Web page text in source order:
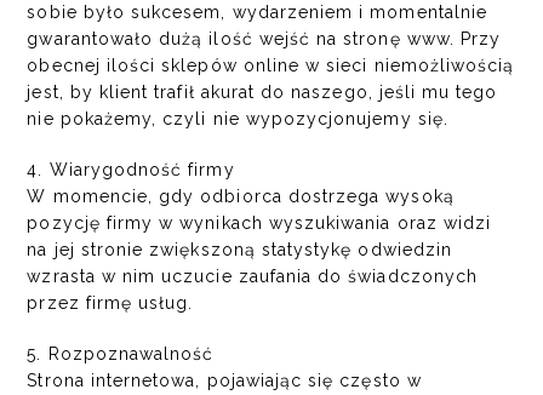
sobie było sukcesem, wydarzeniem i momentalnie
gwarantowało dużą ilość wejść nastronę www. Przy
obecnej ilości sklepów online w sieci niemożliwością
jest, by klient trafił akurat do naszego, jeśli mu tego
nie pokażemy, czyli nie wypozycjonujemy się.
4. Wiarygodność firmy
W momencie, gdy odbiorca dostrzega wysoką
pozycję firmy w wynikach wyszukiwania oraz widzi
na jej stronie zwiększoną statystykę odwiedzin
wzrasta w nim uczucie zaufania do świadczonych
przez firmę usług.
5. Rozpoznawalność
Strona internetowa, pojawiając się często w